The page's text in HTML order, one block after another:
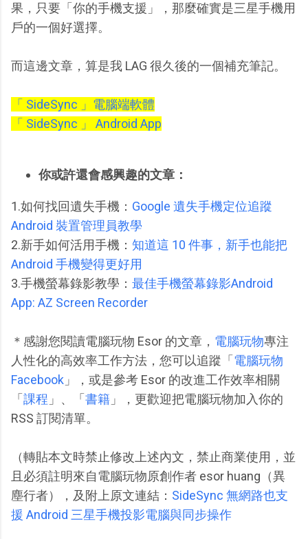
果，只要「你的手機支援」，那麼確實是三星手機用
戶的一個好選擇。
而這邊文章，算是我 LAG 很久後的一個補充筆記。
「 SideSync 」電腦端軟體
「 SideSync 」 Android App
你或許還會感興趣的文章：
1.如何找回遺失手機： Google 遺失手機定位追蹤
Android 裝置管理員教學
2.新手如何活用手機： 知道這 10 件事，新手也能把
Android 手機變得更好用
3.手機螢幕錄影教學： 最佳手機螢幕錄影Android
App: AZ Screen Recorder
＊感謝您閱讀電腦玩物 Esor 的文章， 電腦玩物專注
人性化的高效率工作方法，您可以追蹤「 電腦玩物
Facebook 」，或是參考 Esor 的改進工作效率相關
「 課程 」、「 書籍 」，更歡迎把電腦玩物加入你的
RSS 訂閱清單。
（轉貼本文時禁止修改上述內文，禁止商業使用，並
且必須註明來自電腦玩物原創作者 esor huang（異
塵行者），及附上原文連結： SideSync 無網路也支
援 Android 三星手機投影電腦與同步操作